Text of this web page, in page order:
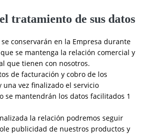
tratamiento de sus datos
se conservarán en la Empresa durante
se mantenga la relación comercial y
que tienen con nosotros.
de facturación y cobro de los
una vez finalizado el servicio
se mantendrán los datos facilitados 1
la relación podremos seguir
publicidad de nuestros productos y